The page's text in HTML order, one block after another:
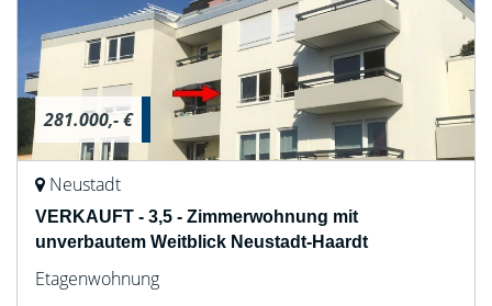
281.000,- €
Neustadt
VERKAUFT - 3,5 - Zimmerwohnung mit
unverbautem Weitblick Neustadt-Haardt
Etagenwohnung